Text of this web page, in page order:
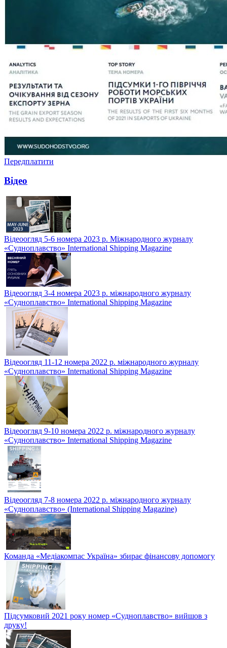
Передплатити
Відео
Відеоогляд 5-6 номера 2023 р. Міжнародного журналу
«Судноплавство» International Shipping Magazine
Відеоогляд 3-4 номера 2023 р. міжнародного журналу
«Судноплавство» International Shipping Magazine
Відеоогляд 11-12 номера 2022 р. міжнародного журналу
«Судноплавство» International Shipping Magazine
Відеоогляд 9-10 номера 2022 р. міжнародного журналу
«Судноплавство» International Shipping Magazine
Відеоогляд 7-8 номера 2022 р. міжнародного журналу
«Судноплавство» (International Shipping Magazine)
Команда «Медіакомпас Україна» збирає фінансову допомогу
Підсумковий 2021 року номер «Судноплавство» вийшов з
друку!